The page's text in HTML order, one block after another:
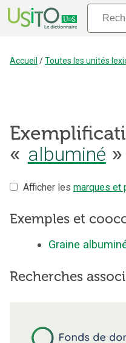
Accueil /Toutes les unités
« albuminé »
Afficher les marques et
Exemples et
Graine
Recherches